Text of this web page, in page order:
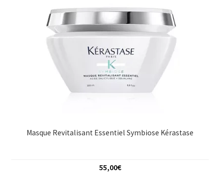
Masque Revitalisant Essentiel Symbiose Kérastase
55,00€